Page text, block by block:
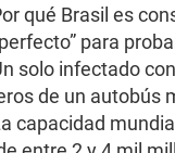
qué Brasil es
para
solo infectado
de un autobús
capacidad